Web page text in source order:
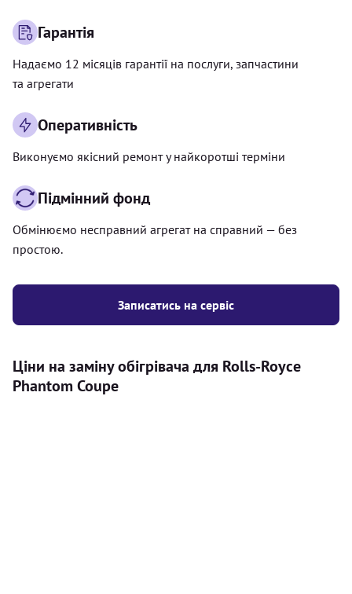
Записатись на сервіс
Гарантія
Надаємо 12 місяців гарантії на послуги, запчастини
та агрегати
Оперативність
Виконуємо якісний ремонт у найкоротші терміни
Підмінний фонд
Обмінюємо несправний агрегат на справний — без
простою.
Ціни на заміну обігрівача для Rolls-Royce
Phantom Coupe